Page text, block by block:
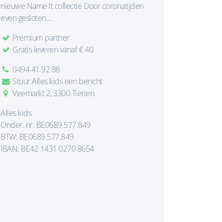
nieuwe Name It collectie Door coronatijden
even gesloten....
Premium partner
Gratis leveren vanaf € 40
0494 41 92 88
Stuur Alles kids een bericht
Veemarkt 2, 3300 Tienen
Alles kids
Onder. nr: BE0689.577.849
BTW: BE0689.577.849
IBAN: BE42 1431 0270 8654